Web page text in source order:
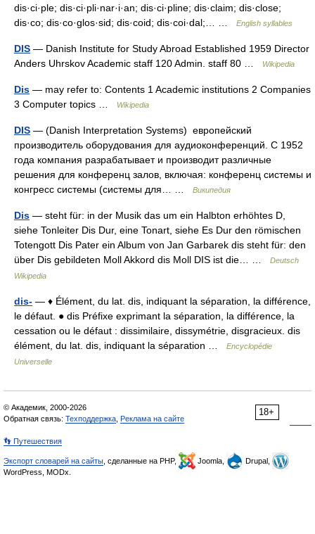
dis·ci·ple; dis·ci·pli·nar·i·an; dis·ci·pline; dis·claim; dis·close;
dis·co; dis·co·glos·sid; dis·coid; dis·coi·dal;… …
English syllables
DIS — Danish Institute for Study Abroad Established 1959 Director
Anders Uhrskov Academic staff 120 Admin. staff 80 …
Wikipedia
Dis — may refer to: Contents 1 Academic institutions 2 Companies
3 Computer topics …
Wikipedia
DIS — (Danish Interpretation Systems) европейский
производитель оборудования для аудиоконференций. С 1952
года компания разрабатывает и производит различные
решения для конференц залов, включая: конференц системы и
конгресс системы (системы для… …
Википедия
Dis — steht für: in der Musik das um ein Halbton erhöhtes D,
siehe Tonleiter Dis Dur, eine Tonart, siehe Es Dur den römischen
Totengott Dis Pater ein Album von Jan Garbarek dis steht für: den
über Dis gebildeten Moll Akkord dis Moll DIS ist die… …
Deutsch
Wikipedia
dis- — ♦ Élément, du lat. dis, indiquant la séparation, la différence,
le défaut. ● dis Préfixe exprimant la séparation, la différence, la
cessation ou le défaut : dissimilaire, dissymétrie, disgracieux. dis
élément, du lat. dis, indiquant la séparation …
Encyclopédie
Universelle
18+
© Академик, 2000-2026
Обратная связь: Техподдержка Реклама на сайте
👣 Путешествия
Экспорт словарей на сайты , сделанные на PHP, Joomla,
Drupal,
WordPress, MODx.